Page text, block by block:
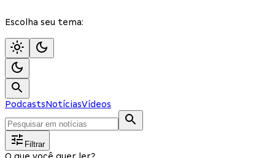
Escolha seu tema:
PodcastsNotíciasVídeos
Filtrar